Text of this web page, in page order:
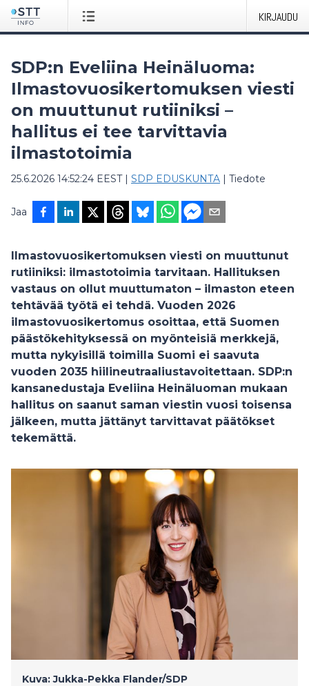
KIRJAUDU
SDP:n Eveliina Heinäluoma:
Ilmastovuosikertomuksen viesti
on muuttunut rutiiniksi –
hallitus ei tee tarvittavia
ilmastotoimia
25.6.2026 14:52:24 EEST| SDP EDUSKUNTA | Tiedote
Jaa
Ilmastovuosikertomuksen viesti on muuttunut
rutiiniksi: ilmastotoimia tarvitaan. Hallituksen
vastaus on ollut muuttumaton – ilmaston eteen
tehtävää työtä ei tehdä. Vuoden 2026
ilmastovuosikertomus osoittaa, että Suomen
päästökehityksessä on myönteisiä merkkejä,
mutta nykyisillä toimilla Suomi ei saavuta
vuoden 2035 hiilineutraaliustavoitettaan. SDP:n
kansanedustaja Eveliina Heinäluoman mukaan
hallitus on saanut saman viestin vuosi toisensa
jälkeen, mutta jättänyt tarvittavat päätökset
tekemättä.
Kuva: Jukka-Pekka Flander/SDP